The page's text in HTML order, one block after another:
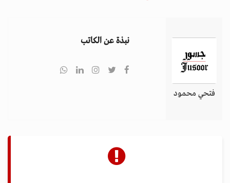
t
o
فتحي محمود
نبذة عن الكاتب